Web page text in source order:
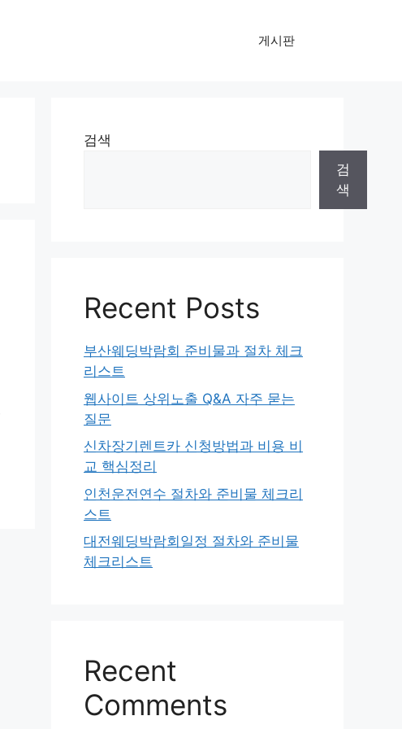
게시판
검색
검
색
Recent Posts
부산웨딩박람회 준비물과 절차 체크
리스트
웹사이트 상위노출 Q&A 자주 묻는
질문
신차장기렌트카 신청방법과 비용 비
교 핵심정리
인천운전연수 절차와 준비물 체크리
스트
대전웨딩박람회일정 절차와 준비물
체크리스트
Recent
Comments